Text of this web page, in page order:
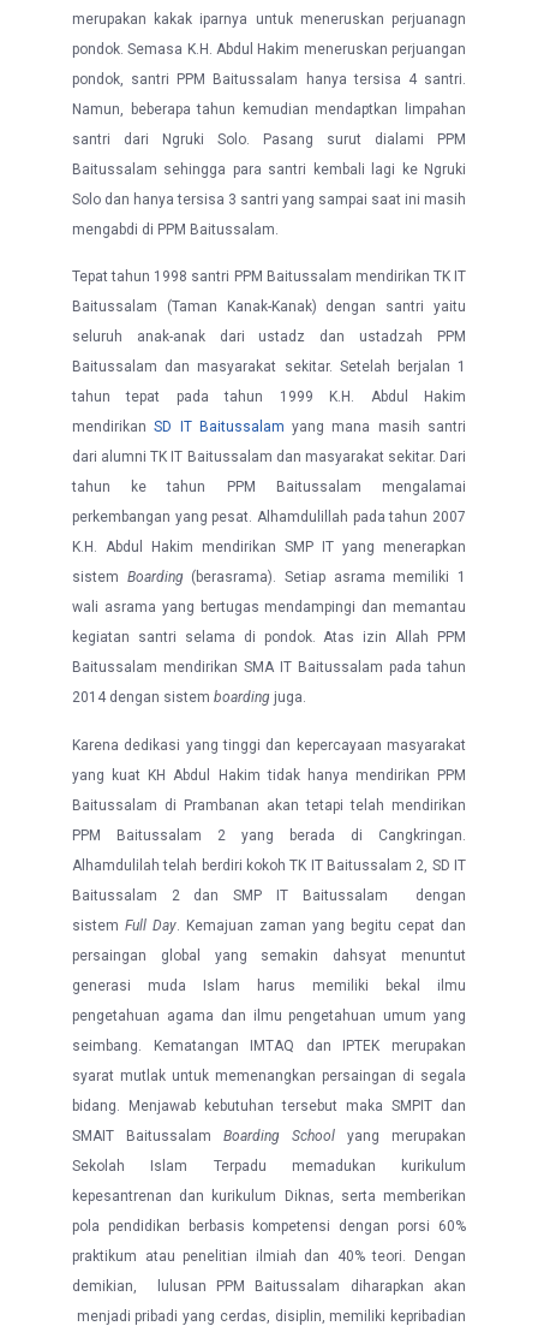
merupakan kakak iparnya untuk meneruskan perjuanagn
pondok. Semasa K.H. Abdul Hakim meneruskan perjuangan
pondok, santri PPM Baitussalam hanya tersisa 4 santri.
Namun, beberapa tahun kemudian mendaptkan limpahan
santri dari Ngruki Solo. Pasang surut dialami PPM
Baitussalam sehingga para santri kembali lagi ke Ngruki
Solo dan hanya tersisa 3 santri yang sampai saat ini masih
mengabdi di PPM Baitussalam.
Tepat tahun 1998 santri PPM Baitussalam mendirikan TK IT
Baitussalam (Taman Kanak-Kanak) dengan santri yaitu
seluruh anak-anak dari ustadz dan ustadzah PPM
Baitussalam dan masyarakat sekitar. Setelah berjalan 1
tahun tepat pada tahun 1999 K.H. Abdul Hakim
mendirikanSD IT Baitussalam yang mana masih santri
dari alumni TK IT Baitussalam dan masyarakat sekitar. Dari
tahun ke tahun PPM Baitussalam mengalamai
perkembangan yang pesat. Alhamdulillah pada tahun 2007
K.H. Abdul Hakim mendirikan SMP IT yang menerapkan
sistem Boarding(berasrama). Setiap asrama memiliki 1
wali asrama yang bertugas mendampingi dan memantau
kegiatan santri selama di pondok. Atas izin Allah PPM
Baitussalam mendirikan SMA IT Baitussalam pada tahun
2014 dengan sistem boarding juga.
Karena dedikasi yang tinggi dan kepercayaan masyarakat
yang kuat KH Abdul Hakim tidak hanya mendirikan PPM
Baitussalam di Prambanan akan tetapi telah mendirikan
PPM Baitussalam 2 yang berada di Cangkringan.
Alhamdulilah telah berdiri kokoh TK IT Baitussalam 2, SD IT
Baitussalam 2 dan SMP IT Baitussalam dengan
sistem Full Day. Kemajuan zaman yang begitu cepat dan
persaingan global yang semakin dahsyat menuntut
generasi muda Islam harus memiliki bekal ilmu
pengetahuan agama dan ilmu pengetahuan umum yang
seimbang. Kematangan IMTAQ dan IPTEK merupakan
syarat mutlak untuk memenangkan persaingan di segala
bidang. Menjawab kebutuhan tersebut maka SMPIT dan
SMAIT Baitussalam Boarding School yang merupakan
Sekolah Islam Terpadu memadukan kurikulum
kepesantrenan dan kurikulum Diknas, serta memberikan
pola pendidikan berbasis kompetensi dengan porsi 60%
praktikum atau penelitian ilmiah dan 40% teori. Dengan
demikian, lulusan PPM Baitussalam diharapkan akan
menjadi pribadi yang cerdas, disiplin, memiliki kepribadian